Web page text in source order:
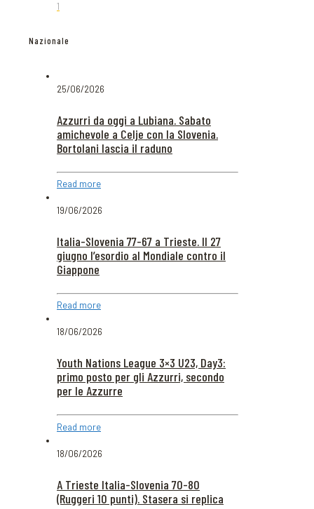
1
Nazionale
25/06/2026
Azzurri da oggi a Lubiana. Sabato
amichevole a Celje con la Slovenia.
Bortolani lascia il raduno
Read more
19/06/2026
Italia-Slovenia 77-67 a Trieste. Il 27
giugno l’esordio al Mondiale contro il
Giappone
Read more
18/06/2026
Youth Nations League 3×3 U23, Day3:
primo posto per gli Azzurri, secondo
per le Azzurre
Read more
18/06/2026
A Trieste Italia-Slovenia 70-80
(Ruggeri 10 punti). Stasera si replica